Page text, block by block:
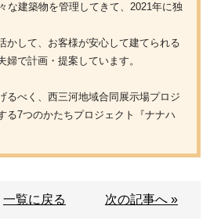
な建築物を管理してきて、2021年に独
かして、お客様が安心して建てられる
婦で計画・提案しています。
るべく、西三河地域合同展示場プロジ
7つのかたちプロジェクト『ナナハ
一覧に戻る 次の記事へ »